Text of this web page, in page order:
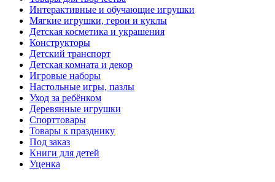
Интерактивные и обучающие игрушки
Мягкие игрушки, герои и куклы
Детская косметика и украшения
Конструкторы
Детский транспорт
Детская комната и декор
Игровые наборы
Настольные игры, пазлы
Уход за ребёнком
Деревянные игрушки
Спорттовары
Товары к празднику
Под заказ
Книги для детей
Уценка